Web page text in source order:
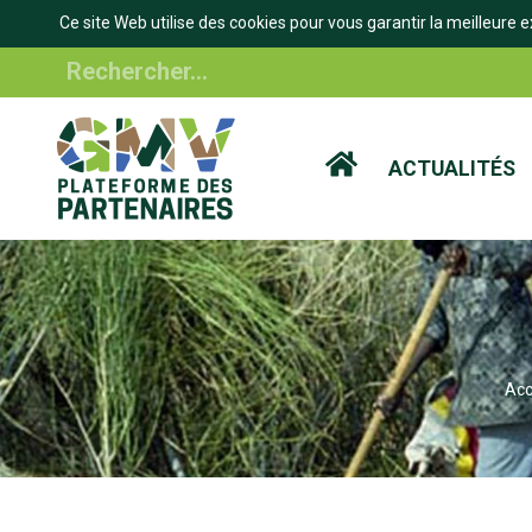
Ce site Web utilise des cookies pour vous garantir la meilleure
au
contenu
principal
Rechercher
ACTUALITÉS
Mutuelle